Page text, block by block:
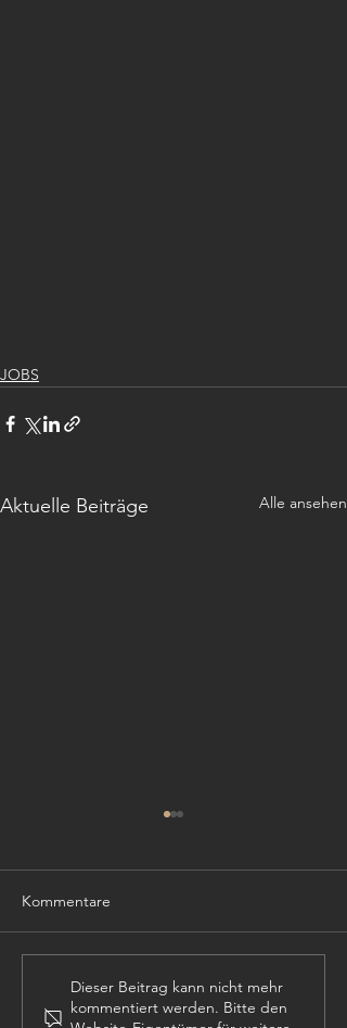
JOBS
Aktuelle Beiträge Alle ansehen
PROJEKTLEITER (m,w,d)
Kommentare
Dieser Beitrag kann nicht mehr
kommentiert werden. Bitte den